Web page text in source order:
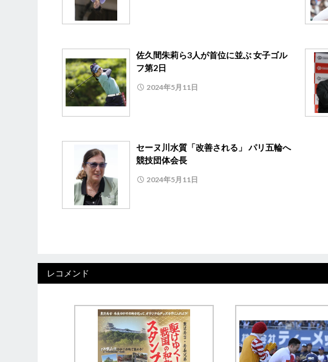
佐久間朱莉ら3人が首位に並ぶ 女子ゴル
フ第2日
2024年5月11日
セーヌ川水質「改善される」 パリ五輪へ
競技団体会長
2024年5月11日
レコメンド